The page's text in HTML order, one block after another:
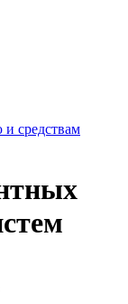
средствам